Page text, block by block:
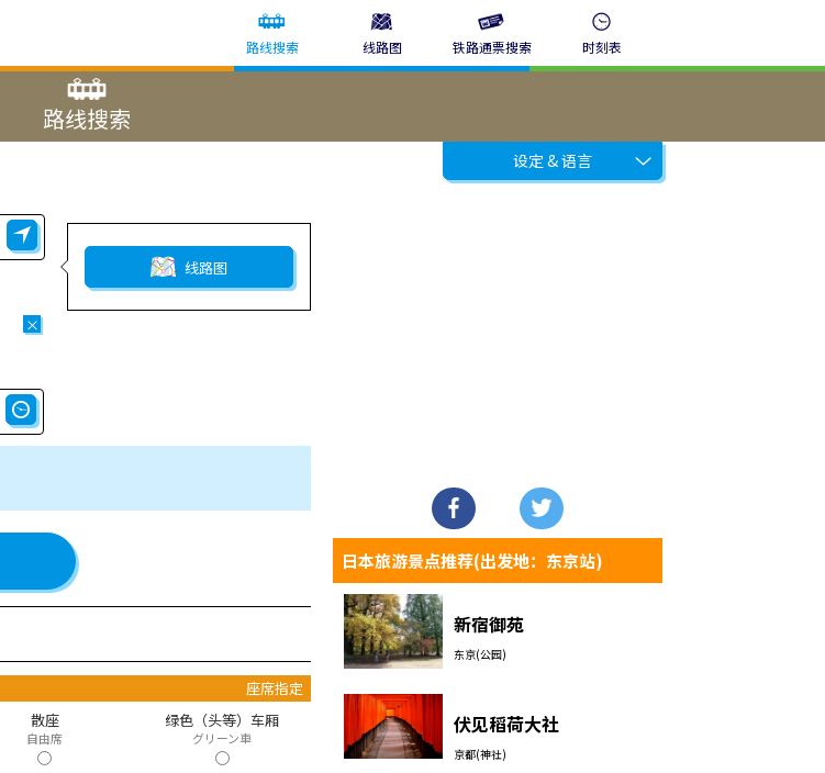
路线搜索 线路图 铁路通票搜索 时刻表
路线搜索
设定 & 语言
×
线路图
座席指定
散座
自由席
绿色（头等）车厢
グリーン車
日本旅游景点推荐(出发地：东京站)
新宿御苑
东京(公园)
伏见稻荷大社
京都(神社)